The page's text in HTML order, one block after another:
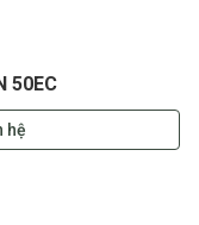
50EC
hệ